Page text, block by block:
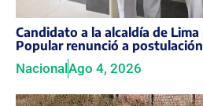
Candidato a la alcaldía de
Popular renunció a
Nacional Ago 4, 2026